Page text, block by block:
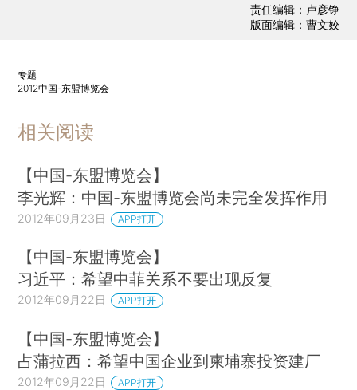
责任编辑：卢彦铮
版面编辑：曹文姣
专题
2012中国-东盟博览会
相关阅读
【中国-东盟博览会】
李光辉：中国-东盟博览会尚未完全发挥作用
2012年09月23日 APP打开
【中国-东盟博览会】
习近平：希望中菲关系不要出现反复
2012年09月22日 APP打开
【中国-东盟博览会】
占蒲拉西：希望中国企业到柬埔寨投资建厂
2012年09月22日 APP打开